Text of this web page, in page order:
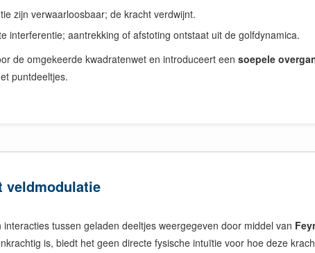
zijn verwaarloosbaar; de kracht verdwijnt.
interferentie; aantrekking of afstoting ontstaat uit de golfdynamica.
de omgekeerde kwadratenwet en introduceert een soepele
puntdeeltjes.
veldmodulatie
interacties tussen geladen deeltjes weergegeven door middel van
is, biedt het geen directe fysische intuïtie voor hoe deze